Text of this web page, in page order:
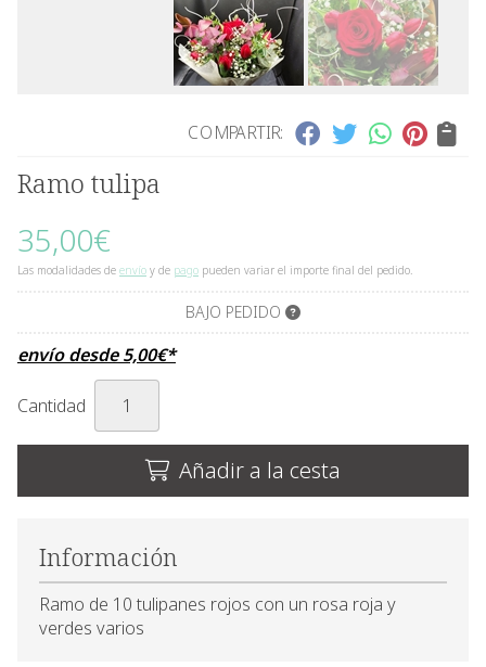
COMPARTIR:
Ramo tulipa
35,00€
Las modalidades de envío y de pago pueden variar el importe final del pedido.
BAJO PEDIDO
envío desde5,00€*
Cantidad
Añadir a la cesta
Información
Ramo de 10 tulipanes rojos con un rosa roja y
verdes varios